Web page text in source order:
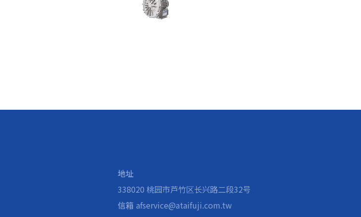
地址
338020 桃园市芦竹区长兴路二段32号
信箱 afservice@ataifuji.com.tw